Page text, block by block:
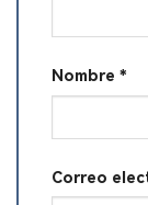
Nombre *
Correo